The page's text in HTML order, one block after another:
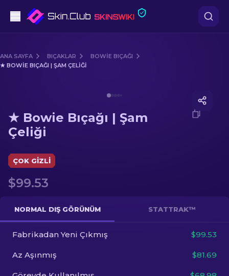
Orta seviye
Dürbünlü Tüfek
Eldiven
Diğer
TR
ANA SAYFA BIÇAKLAR
BOWIE BIÇAĞI
★ BOWIE BIÇAĞI | ŞAM ÇELIĞI
★ Bowie Bıçağı | Şam
Çeliği
ÇOK GIZLI
$99.53
NORMAL DIŞ GÖRÜNÜM STATTRAK™
Fabrikadan Yeni Çıkmış $99.53
Az Aşınmış $81.69